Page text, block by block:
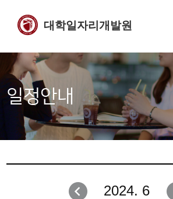
대학일자리개발원
일정안내
2024. 6